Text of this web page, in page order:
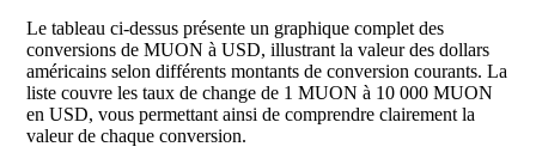
Le tableau ci-dessus présente un graphique complet des
conversions de MUON à USD, illustrant la valeur des dollars
américains selon différents montants de conversion courants. La
liste couvre les taux de change de 1 MUON à 10 000 MUON
en USD, vous permettant ainsi de comprendre clairement la
valeur de chaque conversion.